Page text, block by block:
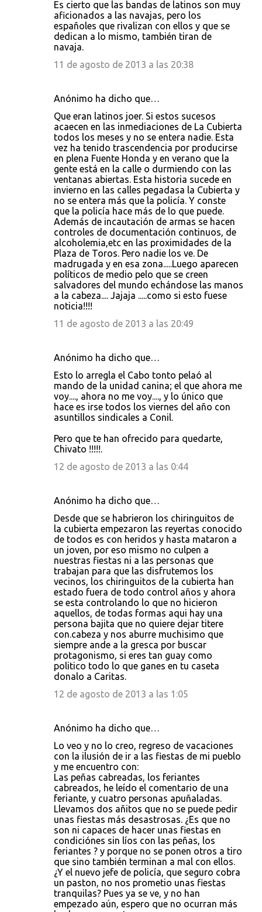
Es cierto que las bandas de latinos son muy
aficionados a las navajas, pero los
españoles que rivalizan con ellos y que se
dedican a lo mismo, también tiran de
navaja.
11 de agosto de 2013 a las 20:38
Anónimo ha dicho que…
Que eran latinos joer. Si estos sucesos
acaecen en las inmediaciones de La Cubierta
todos los meses y no se entera nadie. Esta
vez ha tenido trascendencia por producirse
en plena Fuente Honda y en verano que la
gente está en la calle o durmiendo con las
ventanas abiertas. Esta historia sucede en
invierno en las calles pegadasa la Cubierta y
no se entera más que la policía. Y conste
que la policía hace más de lo que puede.
Además de incautación de armas se hacen
controles de documentación continuos, de
alcoholemia,etc en las proximidades de la
Plaza de Toros. Pero nadie los ve. De
madrugada y en esa zona.....Luego aparecen
políticos de medio pelo que se creen
salvadores del mundo echándose las manos
a la cabeza.... Jajaja .....como si esto fuese
noticia!!!!
11 de agosto de 2013 a las 20:49
Anónimo ha dicho que…
Esto lo arregla el Cabo tonto pelaó al
mando de la unidad canina; el que ahora me
voy...., ahora no me voy...., y lo único que
hace es irse todos los viernes del año con
asuntillos sindicales a Conil.
Pero que te han ofrecido para quedarte,
Chivato !!!!!.
12 de agosto de 2013 a las 0:44
Anónimo ha dicho que…
Desde que se habrieron los chiringuitos de
la cubierta empezaron las reyertas conocido
de todos es con heridos y hasta mataron a
un joven, por eso mismo no culpen a
nuestras fiestas ni a las personas que
trabajan para que las disfrutemos los
vecinos, los chiringuitos de la cubierta han
estado fuera de todo control años y ahora
se esta controlando lo que no hicieron
aquellos, de todas formas aqui hay una
persona bajita que no quiere dejar titere
con.cabeza y nos aburre muchisimo que
siempre ande a la gresca por buscar
protagonismo, si eres tan guay como
politico todo lo que ganes en tu caseta
donalo a Caritas.
12 de agosto de 2013 a las 1:05
Anónimo ha dicho que…
Lo veo y no lo creo, regreso de vacaciones
con la ilusión de ir a las fiestas de mi pueblo
y me encuentro con:
Las peñas cabreadas, los feriantes
cabreados, he leído el comentario de una
feriante, y cuatro personas apuñaladas.
Llevamos dos añitos que no se puede pedir
unas fiestas más desastrosas. ¿Es que no
son ni capaces de hacer unas fiestas en
condiciónes sin líos con las peñas, los
feriantes ? y porque no se ponen otros a tiro
que sino también terminan a mal con ellos.
¿Y el nuevo jefe de policía, que seguro cobra
un paston, no nos prometio unas fiestas
tranquilas? Pues ya se ve, y no han
empezado aún, espero que no ocurran más